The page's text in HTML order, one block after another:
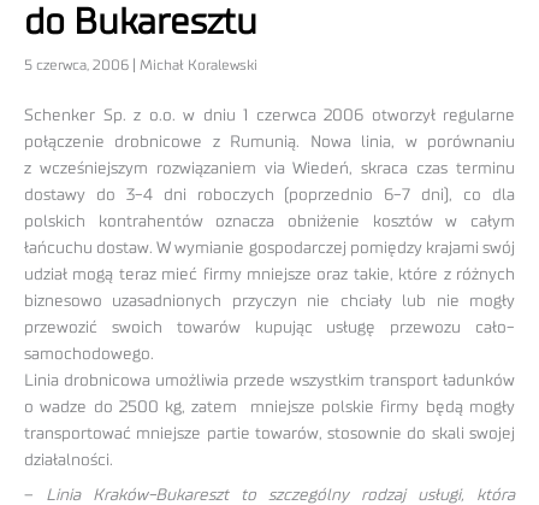
do Bukaresztu
5 czerwca, 2006 | Michał Koralewski
Schenker Sp. z o.o. w dniu 1 czerwca 2006 otworzył regularne
połączenie drobnicowe z Rumunią. Nowa linia, w porównaniu
z wcześniejszym rozwiązaniem via Wiedeń, skraca czas terminu
dostawy do 3-4 dni roboczych (poprzednio 6-7 dni), co dla
polskich kontrahentów oznacza obniżenie kosztów w całym
łańcuchu dostaw. W wymianie gospodarczej pomiędzy krajami swój
udział mogą teraz mieć firmy mniejsze oraz takie, które z różnych
biznesowo uzasadnionych przyczyn nie chciały lub nie mogły
przewozić swoich towarów kupując usługę przewozu cało-
samochodowego.
Linia drobnicowa umożliwia przede wszystkim transport ładunków
o wadze do 2500 kg, zatem mniejsze polskie firmy będą mogły
transportować mniejsze partie towarów, stosownie do skali swojej
działalności.
– Linia Kraków-Bukareszt to szczególny rodzaj usługi, która